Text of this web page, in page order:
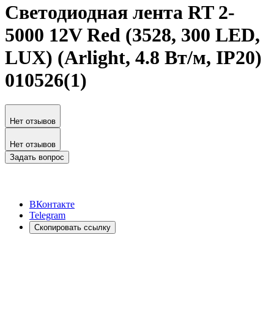
Светодиодная лента RT 2-
5000 12V Red (3528, 300 LED,
LUX) (Arlight, 4.8 Вт/м, IP20)
010526(1)
Нет отзывов
Нет отзывов
Задать вопрос
ВКонтакте
Telegram
Скопировать ссылку